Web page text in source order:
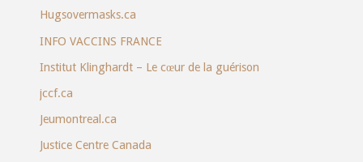
Hugsovermasks.ca
INFO VACCINS FRANCE
Institut Klinghardt – Le cœur de la guérison
jccf.ca
Jeumontreal.ca
Justice Centre Canada